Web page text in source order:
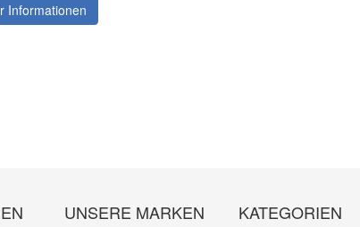
Informationen
UNSERE MARKEN KATEGORIEN